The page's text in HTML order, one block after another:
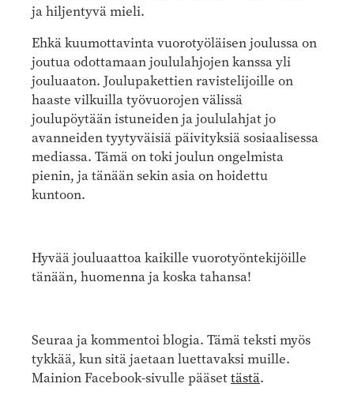
ja hiljentyvä mieli.
Ehkä kuumottavinta vuorotyöläisen joulussa on
joutua odottamaan joululahjojen kanssa yli
jouluaaton. Joulupakettien ravistelijoille on
haaste vilkuilla työvuorojen välissä
joulupöytään istuneiden ja joululahjat jo
avanneiden tyytyväisiä päivityksiä sosiaalisessa
mediassa. Tämä on toki joulun ongelmista
pienin, ja tänään sekin asia on hoidettu
kuntoon.
Hyvää jouluaattoa kaikille vuorotyöntekijöille
tänään, huomenna ja koska tahansa!
Seuraa ja kommentoi blogia. Tämä teksti myös
tykkää, kun sitä jaetaan luettavaksi muille.
Mainion Facebook-sivulle pääsettästä.